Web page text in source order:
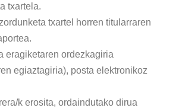
txartela.
txartel horren titularraren
eragiketaren ordezkagiria
egiaztagiria), posta elektronikoz
k erosita, ordaindutako dirua